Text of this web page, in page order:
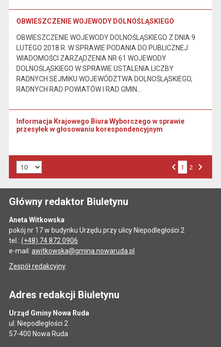
OBWIESZCZENIE WOJEWODY DOLNOŚLĄSKIEGO
OBWIESZCZENIE WOJEWODY DOLNOŚLĄSKIEGO Z DNIA 9
LUTEGO 2018 R. W SPRAWIE PODANIA DO PUBLICZNEJ
WIADOMOŚCI ZARZĄDZENIA NR 61 WOJEWODY
DOLNOŚLĄSKIEGO W SPRAWIE USTALENIA LICZBY
RADNYCH SEJMIKU WOJEWÓDZTWA DOLNOŚLĄSKIEGO,
RADNYCH RAD POWIATÓW I RAD GMIN…
Informacja Krajowego Biura Wyborczego w sprawie
przesyłek w głosowaniu korespondencyjnym
1 2
Główny redaktor Biuletynu
Aneta Witkowska
pokój nr 17 w budynku Urzędu przy ulicy Niepodległości 2
tel.: (+48) 74 872 0906
e-mail: awitkowska@gmina.nowaruda.pl
Zespół redakcyjny
Adres redakcji Biuletynu
Urząd Gminy Nowa Ruda
ul. Niepodległości 2
57-400 Nowa Ruda